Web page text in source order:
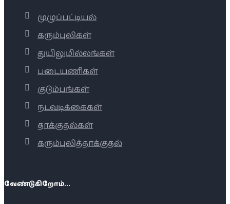
முழுப்பட்டியல்
கரும்புலிகள்
துயிலுமில்லங்கள்
படையணிகள்
குடும்பங்கள்
நடவடிக்கைகள்
தாக்குதல்கள்
கரும்புலித்தாக்குதல்
வேண்டுகிறோம்...